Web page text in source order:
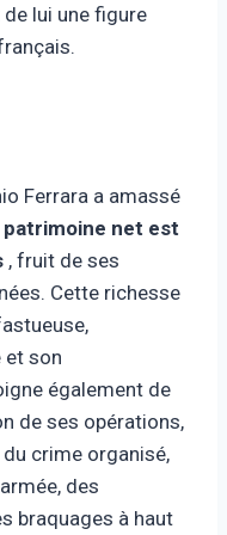
lui une figure
Ferrara a amassé
patrimoine net est
, fruit de ses
Cette richesse
et son
également de
de ses opérations,
crime organisé,
des
braquages ​​à haut